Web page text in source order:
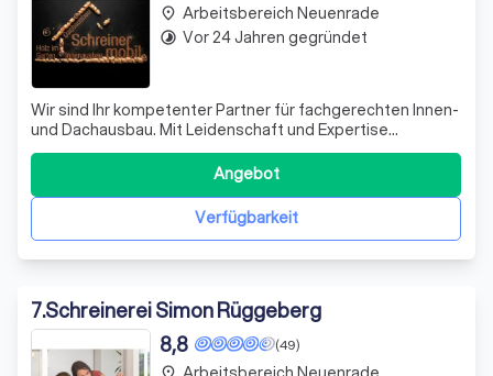
Wir sind Ihr kompetenter Partner für fachgerechten Innen-
und Dachausbau. Mit Leidenschaft und Expertise
realisieren wir Decken- und Wandverkleidungen, Montage
von Zimmertüren, Bodenbelägen und mehr, sowie die
Gestaltung von Gartenprojekten in Holzbauweise. Lassen
Sie uns gemeinsam Ihre Wohnträume
Verfügbarkeit
Angebot
place Arbeitsbereich Neuenrade
timelapse Vor 24 Jahren gegründet
7.Schreinerei Simon Rüggeberg
(49)
8,8
place